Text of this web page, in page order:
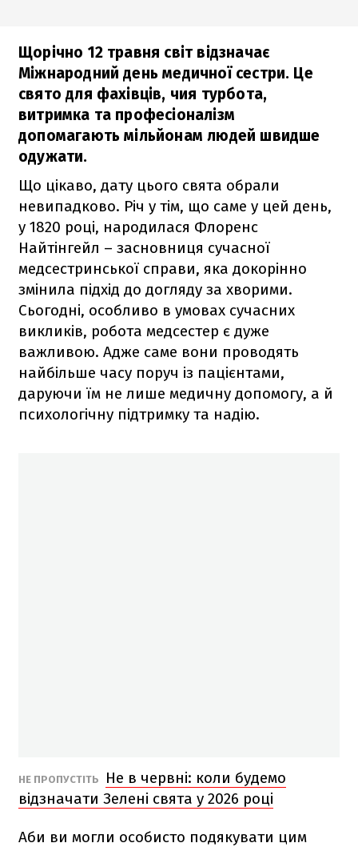
Щорічно 12 травня світ відзначає
Міжнародний день медичної сестри. Це
свято для фахівців, чия турбота,
витримка та професіоналізм
допомагають мільйонам людей швидше
одужати.
Що цікаво, дату цього свята обрали
невипадково. Річ у тім, що саме у цей день,
у 1820 році, народилася Флоренс
Найтінгейл – засновниця сучасної
медсестринської справи, яка докорінно
змінила підхід до догляду за хворими.
Сьогодні, особливо в умовах сучасних
викликів, робота медсестер є дуже
важливою. Адже саме вони проводять
найбільше часу поруч із пацієнтами,
даруючи їм не лише медичну допомогу, а й
психологічну підтримку та надію.
НЕ ПРОПУСТІТЬ
Не в червні: коли будемо
відзначати Зелені свята у 2026 році
Аби ви могли особисто подякувати цим